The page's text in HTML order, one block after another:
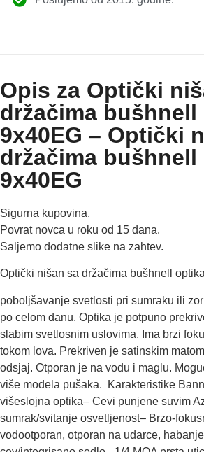
Opis za Optički
držačima bušhnell
9x40EG – Optički
držačima bušhnell
9x40EG
Sigurna kupovina.
Povrat novca u roku od 15 dana.
Saljemo dodatne slike na zahtev.
Optički nišan sa držačima bušhnell
poboljšavanje svetlosti pri sumraku ili
po celom danu. Optika je potpuno
slabim svetlosnim uslovima. Ima brzi
tokom lova. Prekriven je satinskim
odsjaj. Otporan je na vodu i maglu.
više modela pušaka. Karakteristike
višeslojna optika– Cevi punjene suvim
sumrak/svitanje osvetljenost– Brzo-
vodootporan, otporan na udarce,